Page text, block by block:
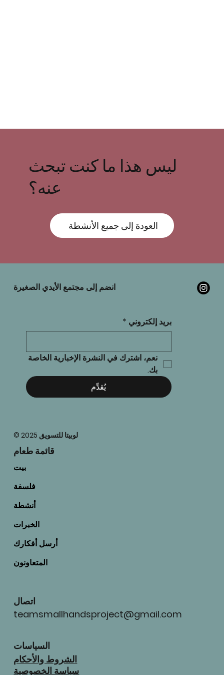
ليس هذا ما كنت تبحث
عنه؟
العودة إلى جميع الأنشطة
انضم إلى مجتمع الأيدي الصغيرة
بريد إلكتروني *
بك.
يُقدِّم
قائمة طعام
بيت
فلسفة
أنشطة
الخبرات
أرسل أفكارك
المتعاونون
اتصال
teamsmallhandsproject@gmail.com
السياسات
الشروط والأحكام
سياسة الخصوصية
© 2025 لوبيتا للتسويق